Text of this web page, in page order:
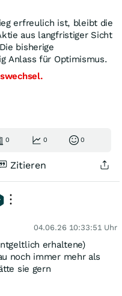
erfreulich ist, bleibt die
aus langfristiger Sicht
bisherige
Anlass für Optimismus.
0 0 0
Zitieren
04.06.26 10:33:51 Uhr
erhaltene)
noch immer mehr als
sie gern